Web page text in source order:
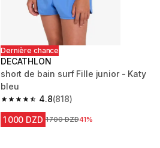
Dernière chance
DECATHLON
short de bain surf Fille junior - Katy
bleu
4.8
4.8 out of 5 stars from 818 reviews
(818)
1 000 DZD Prix avant la réduction
1 700 DZD41%